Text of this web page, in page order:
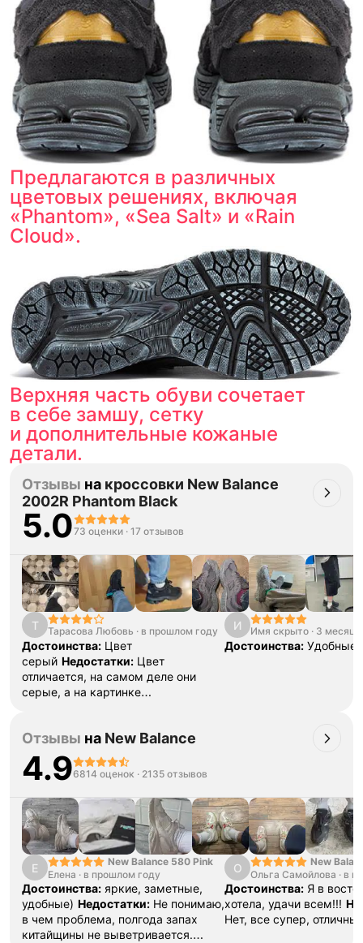
Предлагаются в различных
цветовых решениях, включая
«Phantom», «Sea Salt» и «Rain
Cloud».
Верхняя часть обуви сочетает
в себе замшу, сетку
и дополнительные кожаные
детали.
Отзывы на кроссовки New Balance
2002R Phantom Black
5.073 оценки · 17 отзывов
Т Тарасова Любовь · в прошлом году
Достоинства: Цвет
серый Недостатки: Цвет
отличается, на самом деле они
серые, а на картинке
И Имя скрыто · 3 месяца
Достоинства: Удобные
Отзывы на New Balance
4.96814 оценок · 2135 отзывов
Е
New Balance 580 Pink
Елена · в прошлом году
Достоинства: яркие, заметные,
удобные) Недостатки: Не понимаю,
в чем проблема, полгода запах
китайщины не выветривается.
О
New
Ольга Самойлова · в
Достоинства: Я в
хотела, удачи всем!!!
Нет, все супер,